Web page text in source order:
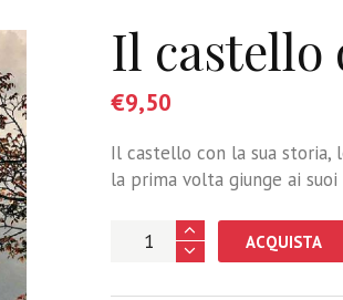
Il castello
€9,50
Il castello con la sua
la prima volta giunge ai
ACQUISTA